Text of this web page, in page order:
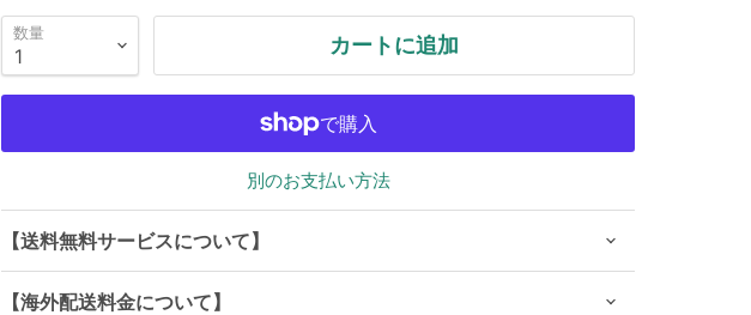
数量 カートに追加
別のお支払い方法
【送料無料サービスについて】
【海外配送料金について】